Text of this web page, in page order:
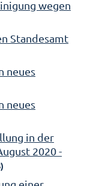
wegen
Standesamt
neues
neues
in der
2020 -